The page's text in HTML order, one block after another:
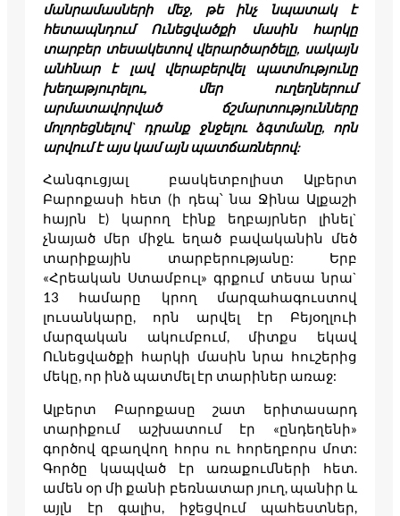
մանրամասների մեջ, թե ինչ նպատակ է
հետապնդում Ունեցվածքի մասին հարկը
տարբեր տեսակետով վերարծարծելը, սակայն
անհնար է լավ վերաբերվել պատմությունը
խեղաթյուրելու, մեր ուղեղներում
արմատավորված ճշմարտությունները
մոլորեցնելով` դրանք ջնջելու ձգտմանը, որն
արվում է այս կամ այն պատճառներով:
Հանգուցյալ բասկետբոլիստ Ալբերտ
Բարոքասի հետ (ի դեպ՝ նա Ջինա Ալքաշի
հայրն է) կարող էինք եղբայրներ լինել`
չնայած մեր միջև եղած բավականին մեծ
տարիքային տարբերությանը: Երբ
«Հրեական Ստամբուլ» գրքում տեսա նրա`
13 համարը կրող մարզահագուստով
լուսանկարը, որն արվել էր Բեյօղլուի
մարզական ակումբում, միտքս եկավ
Ունեցվածքի հարկի մասին նրա հուշերից
մեկը, որ ինձ պատմել էր տարիներ առաջ:
Ալբերտ Բարոքասը շատ երիտասարդ
տարիքում աշխատում էր «ընդեղենի»
գործով զբաղվող հորս ու հորեղբորս մոտ:
Գործը կապված էր առաքումների հետ.
ամեն օր մի քանի բեռնատար յուղ, պանիր և
այլն էր գալիս, իջեցվում պահեստներ,